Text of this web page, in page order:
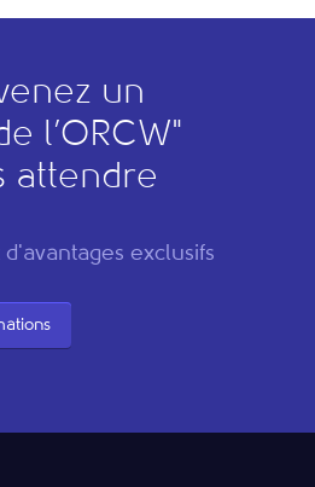
un
l’ORCW"
attendre
exclusifs